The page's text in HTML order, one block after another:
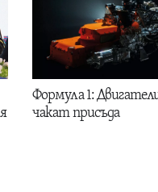
Формула 1:
чакат присъда